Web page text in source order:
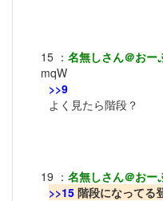
15 ： 名無しさん＠おー
mqW
>>9
よく見たら階段？
19 ： 名無しさん＠おー
>>15 階段になってる